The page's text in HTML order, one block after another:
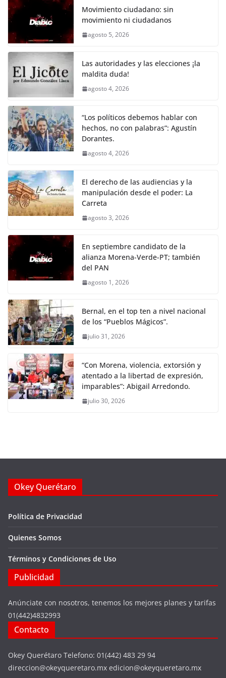
k
e
b
o
o
k
er s
A
p
y
Li
k
gr
a
e
Movimiento ciudadano: sin
movimiento ni ciudadanos
agosto 5, 2026
Las autoridades y las elecciones ¡la
maldita duda!
agosto 4, 2026
“Los políticos debemos hablar con
hechos, no con palabras”: Agustín
Dorantes.
agosto 4, 2026
El derecho de las audiencias y la
manipulación desde el poder: La
Carreta
agosto 3, 2026
En septiembre candidato de la
alianza Morena-Verde-PT; también
del PAN
agosto 1, 2026
Bernal, en el top ten a nivel nacional
de los “Pueblos Mágicos”.
julio 31, 2026
“Con Morena, violencia, extorsión y
atentado a la libertad de expresión,
imparables”: Abigail Arredondo.
julio 30, 2026
Okey Querétaro
Política de Privacidad
Quienes Somos
Términos y Condiciones de Uso
Publicidad
Anúnciate con nosotros, tenemos los mejores planes y tarifas
01(442)4832993
Contacto
Okey Querétaro Telefono: 01(442) 483 29 94
direccion@okeyqueretaro.mx edicion@okeyqueretaro.mx